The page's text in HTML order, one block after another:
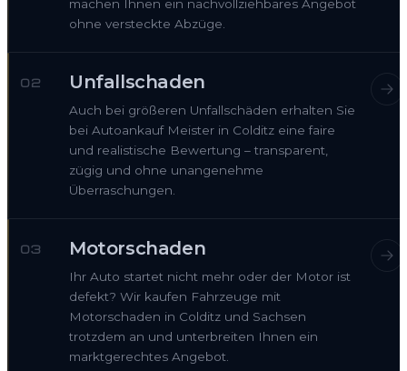
machen Ihnen ein nachvollziehbares Angebot
ohne versteckte Abzüge.
02 Unfallschaden
Auch bei größeren Unfallschäden erhalten Sie
bei Autoankauf Meister in Colditz eine faire
und realistische Bewertung – transparent,
zügig und ohne unangenehme
Überraschungen.
03 Motorschaden
Ihr Auto startet nicht mehr oder der Motor ist
defekt? Wir kaufen Fahrzeuge mit
Motorschaden in Colditz und Sachsen
trotzdem an und unterbreiten Ihnen ein
marktgerechtes Angebot.